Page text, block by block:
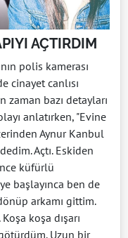
AÇTIRDIM
polis kamerası
cinayet canlısı
zaman bazı detayları
anlatırken, "Evine
Aynur Kanbul
Açtı. Eskiden
küfürlü
başlayınca ben de
arkamı gittim.
koşa dışarı
götürdüm. Uzun bir